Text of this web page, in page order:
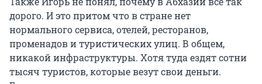
дорого. И это притом что в стране нет
нормального сервиса, отелей, ресторанов,
променадов и туристических улиц. В общем,
никакой инфраструктуры. Хотя туда ездят сотни
тысяч туристов, которые везут свои деньги.